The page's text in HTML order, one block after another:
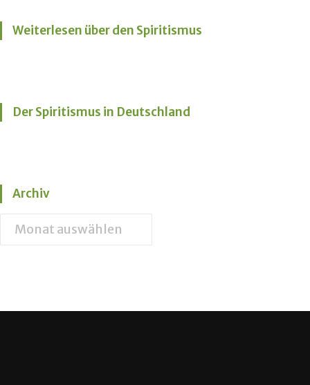
Weiterlesen über den Spiritismus
Der Spiritismus in Deutschland
Archiv